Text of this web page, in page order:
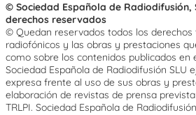
© Sociedad Española de Radiodifusión,
derechos reservados
© Quedan reservados todos los
radiofónicos y las obras y prestaciones
como sobre los contenidos publicados en
Sociedad Española de Radiodifusión SLU
expresa frente al uso de sus obras y
elaboración de revistas de prensa
TRLPI. Sociedad Española de